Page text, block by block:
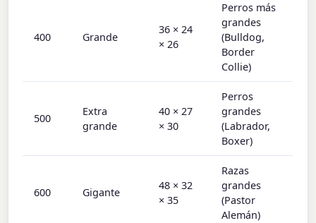
400 Grande
36 × 24
× 26
Perros más
grandes
(Bulldog,
Border
Collie)
500
Extra
grande
40 × 27
× 30
Perros
grandes
(Labrador,
Boxer)
600 Gigante
48 × 32
× 35
Razas
grandes
(Pastor
Alemán)